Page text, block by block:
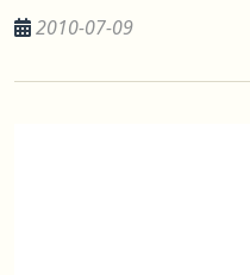
2010-07-09